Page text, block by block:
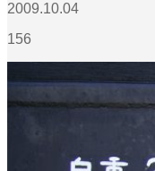
2009.10.04
156